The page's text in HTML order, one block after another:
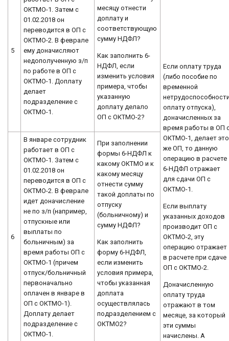
5
ОКТМО-1. Затем с
01.02.2018 он
переводится в ОП с
ОКТМО-2. В феврале
ему доначисляют
недополученную з/п
по работе в ОП с
ОКТМО-1. Доплату
делает
подразделение с
ОКТМО-1.
месяцу отнести
доплату и
соответствующую
сумму НДФЛ?
Как заполнить 6-
НДФЛ, если
изменить условия
примера, чтобы
указанную
доплату делало
ОП с ОКТМО-2?
Если оплату труда
(либо пособие по
временной
оплату отпуска),
доначисленных за
время работы в ОП
ОКТМО-1, делает это
же ОП, то данную
операцию в расчете
6-НДФЛ отражает
для сдачи ОП с
ОКТМО-1.
Если выплату
указанных доходов
производит ОП с
ОКТМО-2, эту
операцию отражает
в расчете при сдаче
ОП с ОКТМО-2.
Доначисленную
оплату труда
отражают в том
месяце, за который
эти суммы
начислены. А
6
В январе сотрудник
работает в ОП с
ОКТМО-1. Затем с
01.02.2018 он
переводится в ОП с
ОКТМО-2. В феврале
идет доначисление
не по з/п (например,
отпускные или
выплаты по
больничным) за
время работы ОП с
ОКТМО-1 (причем
отпуск/больничный
первоначально
оплачен в январе в
ОП с ОКТМО-1).
Доплату делает
подразделение с
ОКТМО-1.
При заполнении
формы 6-НДФЛ к
какому ОКТМО и к
какому месяцу
отнести сумму
такой доплаты по
отпуску
(больничному) и
сумму НДФЛ?
Как заполнить
форму 6-НДФЛ,
если изменить
условия примера,
чтобы указанная
доплата
осуществлялась
подразделением с
ОКТМО2?